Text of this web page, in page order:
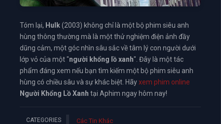
Tóm lại, Hulk(2003) không chỉ là một bộ phim siêu anh
hùng thông thường mà là một thử nghiệm điện ảnh đầy
dũng cảm, một góc nhìn sâu sắc về tâm lý con người dưới
lớp vỏ của một "người khổng lồ xanh". Đây là một tác
phẩm đáng xem nếu bạn tìm kiếm một bộ phim siêu anh
hùng có chiều sâu và sự khác biệt. Hãyxem phim online
Người Khổng Lồ Xanh tại Aphim ngay hôm nay!
CATEGORIES Các Tin Khác